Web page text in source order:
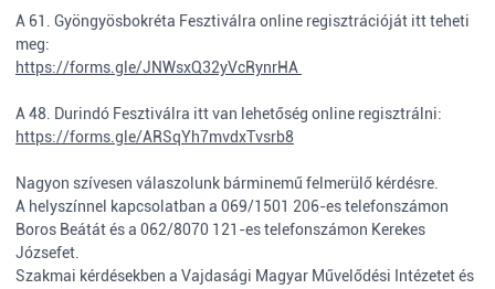
A 61. Gyöngyösbokréta Fesztiválra online regisztrációját itt teheti
meg:
https://forms.gle/JNWsxQ32yVcRynrHA
A 48. Durindó Fesztiválra itt van lehetőség online regisztrálni:
https://forms.gle/ARSqYh7mvdxTvsrb8
Nagyon szívesen válaszolunk bárminemű felmerülő kérdésre.
A helyszínnel kapcsolatban a 069/1501 206-es telefonszámon
Boros Beátát és a 062/8070 121-es telefonszámon Kerekes
Józsefet.
Szakmai kérdésekben a Vajdasági Magyar Művelődési Intézetet és